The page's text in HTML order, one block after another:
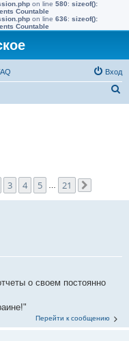
on line 580: sizeof():
Countable
on line 636: sizeof():
Countable
Вход
1 из
3 4 5 21
о своем постоянно
Перейти к сообщению